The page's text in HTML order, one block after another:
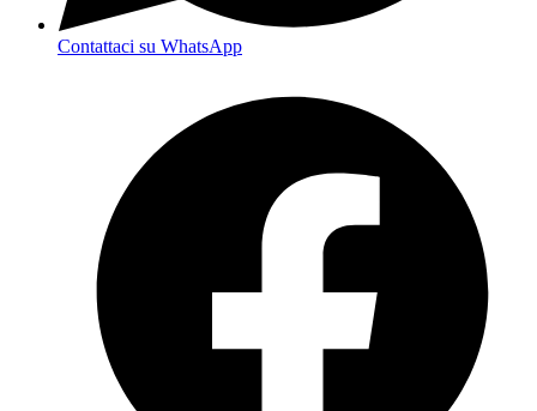
Contattaci su WhatsApp